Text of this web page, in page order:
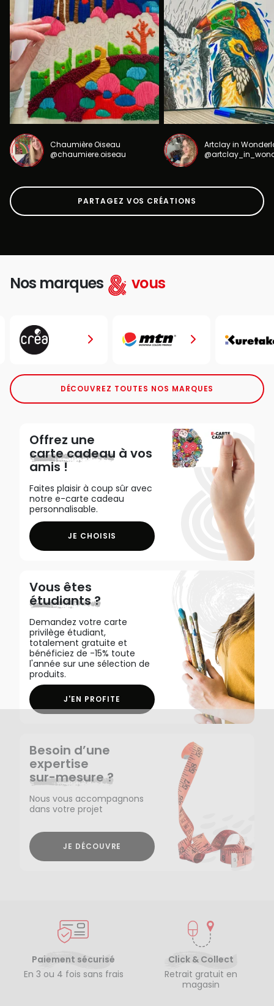
Chaumière Oiseau
@chaumiere.oiseau
Artclay in
PARTAGEZ VOS CRÉATIONS
Nos marques vous
DÉCOUVREZ TOUTES NOS MARQUES
Offrez une
carte cadeau à vos
amis !
Faites plaisir à coup sûr avec
notre e-carte cadeau
personnalisable.
JE CHOISIS
Vous êtes
étudiants ?
Demandez votre carte
privilège étudiant,
totalement gratuite et
bénéficiez de -15% toute
l'année sur une sélection de
produits.
J'EN PROFITE
Besoin d’une
expertise
sur-mesure ?
Nous vous accompagnons
dans votre projet
JE DÉCOUVRE
Paiement sécurisé
En 3 ou 4 fois sans frais
Click & Collect
Retrait gratuit en
magasin